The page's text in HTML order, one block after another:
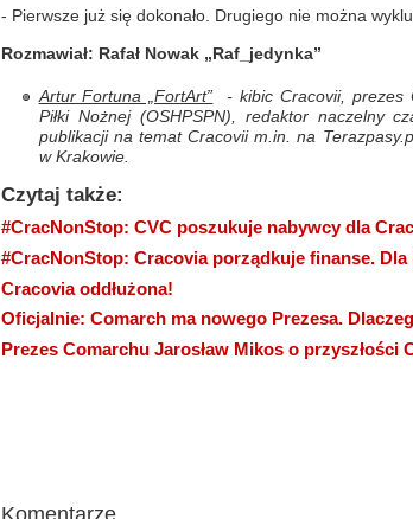
- Pierwsze już się dokonało. Drugiego nie można
Rozmawiał: Rafał Nowak „Raf_jedynka”
Artur Fortuna „FortArt”
- kibic Cracovii, prezes
Piłki Nożnej (OSHPSPN), redaktor naczelny
publikacji na temat Cracovii m.in. na
w Krakowie.
Czytaj także:
#CracNonStop: CVC poszukuje nabywcy dla
#CracNonStop: Cracovia porządkuje finanse.
Cracovia oddłużona!
Oficjalnie: Comarch ma nowego Prezesa.
Prezes Comarchu Jarosław Mikos o przyszłości